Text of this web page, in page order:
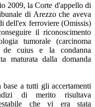
2009, la Corte d'appello di
di Arezzo che aveva
dell'ex ferroviere (Omissis)
il riconoscimento
tumorale (carcinoma
de cuius e la condanna
maturata dalla domanda
a tutti gli accertamenti
di merito risultava
che vi era stata